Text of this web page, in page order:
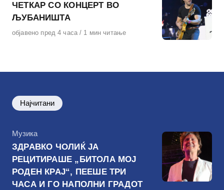
ЧЕТКАР СО КОНЦЕРТ ВО
ЉУБАНИШТА
Објавено
објавено пред 4 часа 1 мин читање
Најчитани
КАтегорија
Музика
ЗДРАВКО ЧОЛИЌ ЈА
РЕЦИТИРАШЕ „БИТОЛА МОЈ
РОДЕН КРАЈ“, ПЕЕШЕ ТРИ
ЧАСА И ГО НАПОЛНИ ГРАДОТ